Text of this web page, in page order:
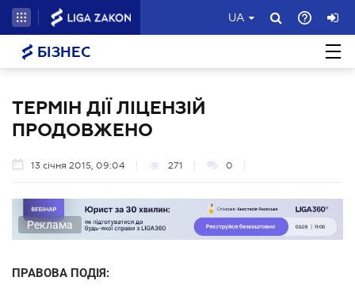
UA
БІЗНЕС
ТЕРМІН ДІЇ ЛІЦЕНЗІЙ
ПРОДОВЖЕНО
13 січня 2015, 09:04 271 0
Реклама
ПРАВОВА ПОДІЯ: